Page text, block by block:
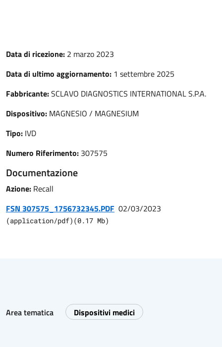
Data di ricezione: 2 marzo 2023
Data di ultimo aggiornamento: 1 settembre 2025
Fabbricante:SCLAVO DIAGNOSTICS INTERNATIONAL S.P.A.
Dispositivo: MAGNESIO / MAGNESIUM
Tipo: IVD
Numero Riferimento: 307575
Documentazione
Azione: Recall
FSN 307575_1756732345.PDF 02/03/2023
(application/pdf) (0.17 Mb)
Area tematica Dispositivi medici